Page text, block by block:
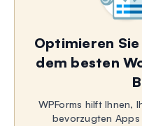
Optimieren
dem besten
WPForms hilft Ihnen,
bevorzugten Apps